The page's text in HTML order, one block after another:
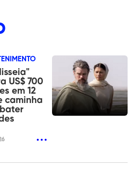
US$ 700
em 12
caminha